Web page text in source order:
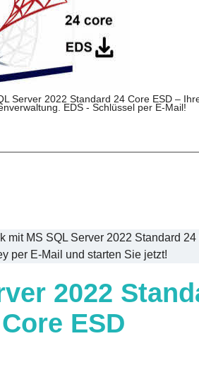
Server 2022 Standard 24 Core ESD –
EDS - Schlüssel per E-Mail!
mit MS SQL Server 2022 Standard
per E-Mail und starten Sie jetzt!
2022
Core ESD